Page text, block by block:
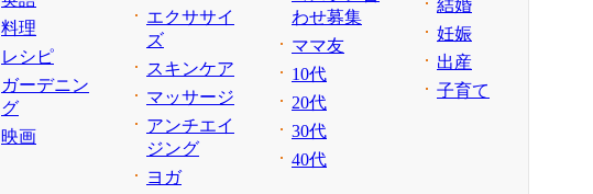
料理
レシピ
ガーデニン
グ
映画
エクササイ
ズ
スキンケア
マッサージ
アンチエイ
ジング
ヨガ
わせ募集
ママ友
10代
20代
30代
40代
結婚
妊娠
出産
子育て